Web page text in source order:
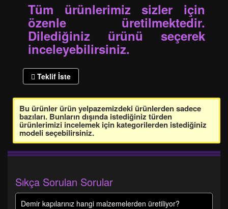
Tüm ürünlerimiz sizler için
özenle üretilmektedir.
Dilediğiniz ürünü seçerek
inceleyebilirsiniz.
Teklif İste
Bu ürünler ürün yelpazemizdeki ürünlerden sadece
bazıları. Bunların dışında istediğiniz türden
ürünlerimizi incelemek için kategorilerden istediğiniz
modeli seçebilirsiniz.
Sıkça Sorulan Sorular
Demir kapılarınız hangi malzemelerden üretiliyor?